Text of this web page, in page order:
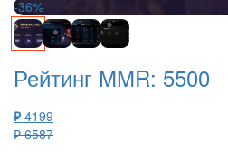
-36%
Рейтинг MMR: 5500
₽ 4199
₽ 6587